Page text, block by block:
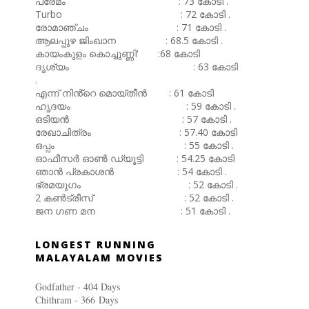
Turbo : 72 കോടി .
രോമാഞ്ചം : 71 കോടി .
ആലപ്പുഴ ജിംഖാന : 68.5 കോടി .
കായംകുളം കൊച്ചുണ്ണി' :68 കോടി
ദൃശ്യം : 63 കോടി
.
എന്ന് നിൻ്റെ മൊയ്തീൻ : 61 കോടി
ഹൃദയം : 59 കോടി .
ഒടിയൻ : 57 കോടി .
രേഖാചിത്രം : 57.40 കോടി
ഒപ്പം : 55 കോടി .
ഓഫീസർ ഓൺ ഡ്യൂട്ടി : 54.25 കോടി
ഞാൻ പ്രകാശൻ : 54 കോടി .
ഭ്രമയുഗം : 52 കോടി .
2 കൺട്രീസ് : 52 കോടി .
ജന ഗണ മന : 51 കോടി .
LONGEST RUNNING
MALAYALAM MOVIES
Godfather - 404 Days
Chithram - 366 Days